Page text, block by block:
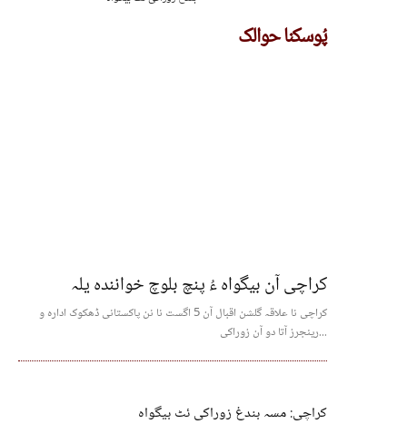
پُوسکنا حوالک
کراچی آن بیگواہ ءُ پنچ بلوچ خوانندہ یلہ
کراچی نا علاقہ گلشن اقبال آن 5 اگست نا نن پاکستانی ڈھکوک ادارہ و
رینجرز آتا دو آن زوراکی...
کراچی: مسہ بندغ زوراکی ئٹ بیگواہ